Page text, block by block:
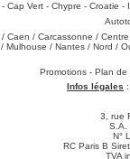
- Cap Vert- Chypre - Croatie -
/ Caen / Carcassonne / Centre
/ Mulhouse / Nantes / Nord /
Promotions - Plan
Infos légales
3, rue
S.A.
N°
RC Paris B
TVA